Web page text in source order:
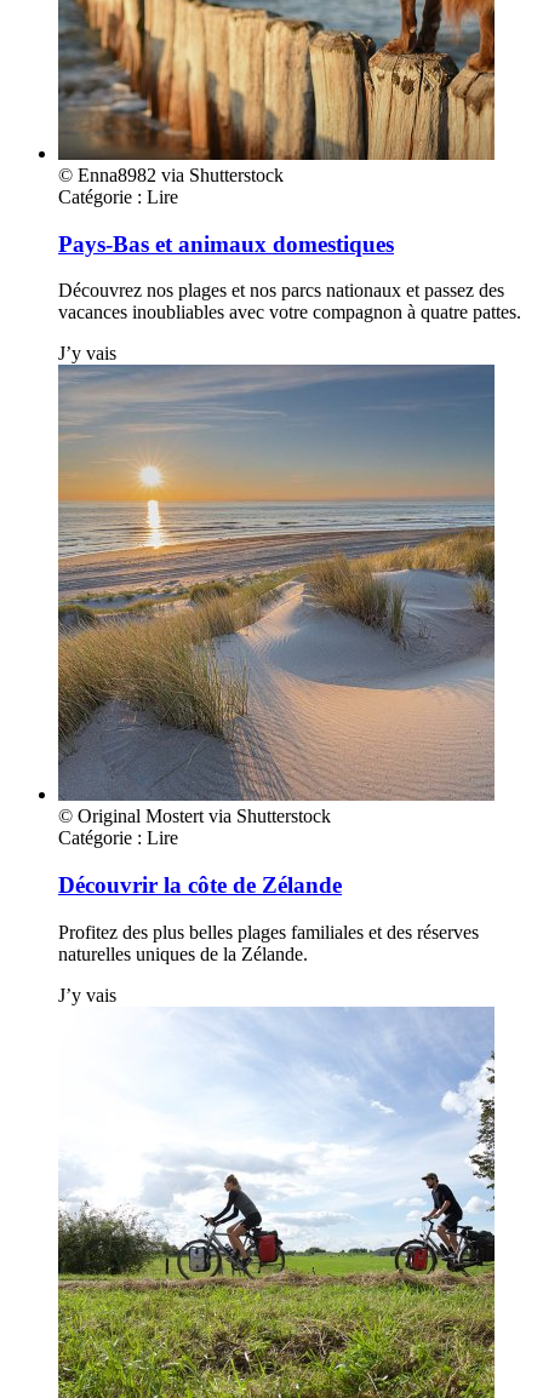
© Enna8982 via Shutterstock
Catégorie : Lire
Pays-Bas et animaux domestiques
Découvrez nos plages et nos parcs nationaux et passez des
vacances inoubliables avec votre compagnon à quatre pattes.
J’y vais
© Original Mostert via Shutterstock
Catégorie : Lire
Découvrir la côte de Zélande
Profitez des plus belles plages familiales et des réserves
naturelles uniques de la Zélande.
J’y vais